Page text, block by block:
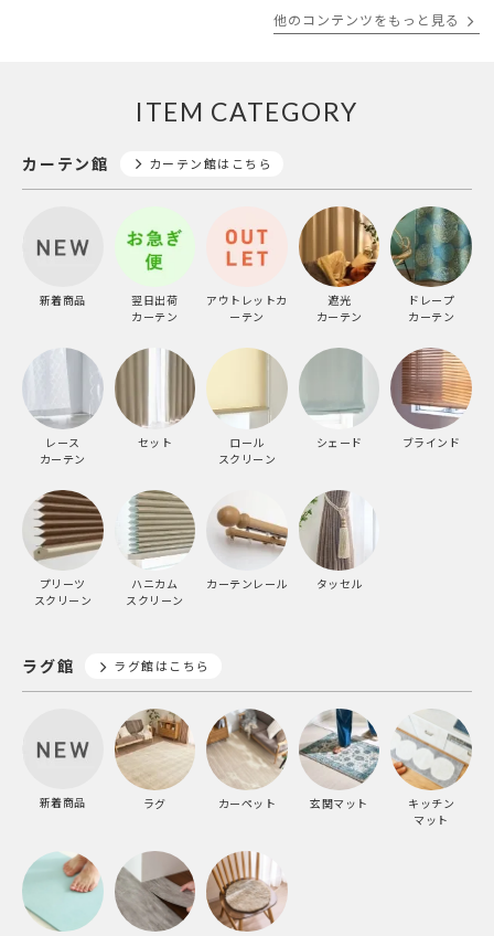
他のコンテンツをもっと見る
ITEM CATEGORY
カーテン館 カーテン館はこちら
新着商品
翌日出荷
カーテン
アウトレットカ
ーテン
遮光
カーテン
ドレープ
カーテン
レース
カーテン
セット
ロール
スクリーン
シェード ブラインド
プリーツ
スクリーン
ハニカム
スクリーン
カーテンレール タッセル
ラグ館 ラグ館はこちら
新着商品 ラグ カーペット 玄関マット
キッチン
マット